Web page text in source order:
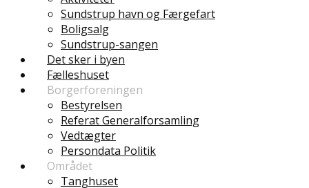
Sundstrup havn og Færgefart
Boligsalg
Sundstrup-sangen
Det sker i byen
Fælleshuset
Borgerforeningen
Bestyrelsen
Referat Generalforsamling
Vedtægter
Persondata Politik
Området
Tanghuset